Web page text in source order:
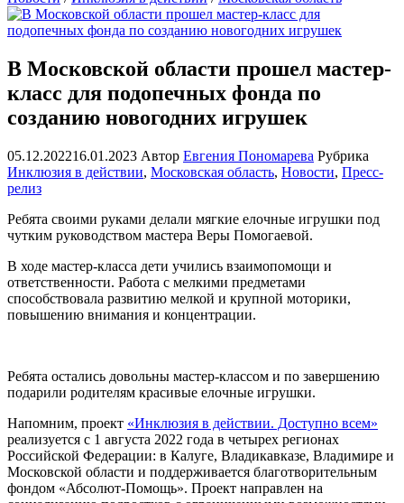
В Московской области прошел мастер-
класс для подопечных фонда по
созданию новогодних игрушек
05.12.202216.01.2023 Автор Евгения Пономарева Рубрика
Инклюзия в действии, Московская область, Новости, Пресс-
релиз
Ребята своими руками делали мягкие елочные игрушки под
чутким руководством мастера Веры Помогаевой.
В ходе мастер-класса дети учились взаимопомощи и
ответственности. Работа с мелкими предметами
способствовала развитию мелкой и крупной моторики,
повышению внимания и концентрации.
Ребята остались довольны мастер-классом и по завершению
подарили родителям красивые елочные игрушки.
Напомним, проект «Инклюзия в действии. Доступно всем»
реализуется с 1 августа 2022 года в четырех регионах
Российской Федерации: в Калуге, Владикавказе, Владимире и
Московской области и поддерживается благотворительным
фондом «Абсолют-Помощь». Проект направлен на